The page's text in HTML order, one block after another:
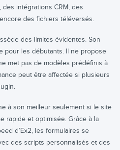
des intégrations CRM, des
des fichiers téléversés.
des limites évidentes. Son
pour les débutants. Il ne propose
met pas de modèles prédéfinis à
peut être affectée si plusieurs
à son meilleur seulement si le site
rapide et optimisée. Grâce à la
d’Ex2, les formulaires se
des scripts personnalisés et des